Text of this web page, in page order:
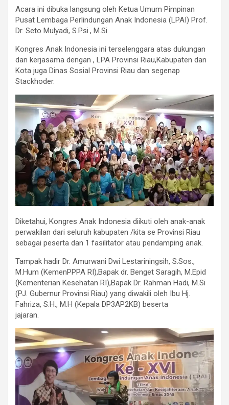
Acara ini dibuka langsung oleh Ketua Umum Pimpinan
Pusat Lembaga Perlindungan Anak Indonesia (LPAI) Prof.
Dr. Seto Mulyadi, S.Psi., M.Si.
Kongres Anak Indonesia ini terselenggara atas dukungan
dan kerjasama dengan , LPA Provinsi Riau,Kabupaten dan
Kota juga Dinas Sosial Provinsi Riau dan segenap
Stackhoder.
Diketahui, Kongres Anak Indonesia diikuti oleh anak-anak
perwakilan dari seluruh kabupaten /kita se Provinsi Riau
sebagai peserta dan 1 fasilitator atau pendamping anak.
Tampak hadir Dr. Amurwani Dwi Lestariningsih, S.Sos.,
M.Hum (KemenPPPA RI),Bapak dr. Benget Saragih, M.Epid
(Kementerian Kesehatan RI),Bapak Dr. Rahman Hadi, M.Si
(PJ. Gubernur Provinsi Riau) yang diwakili oleh Ibu Hj.
Fahriza, S.H., M.H (Kepala DP3AP2KB) beserta
jajaran.